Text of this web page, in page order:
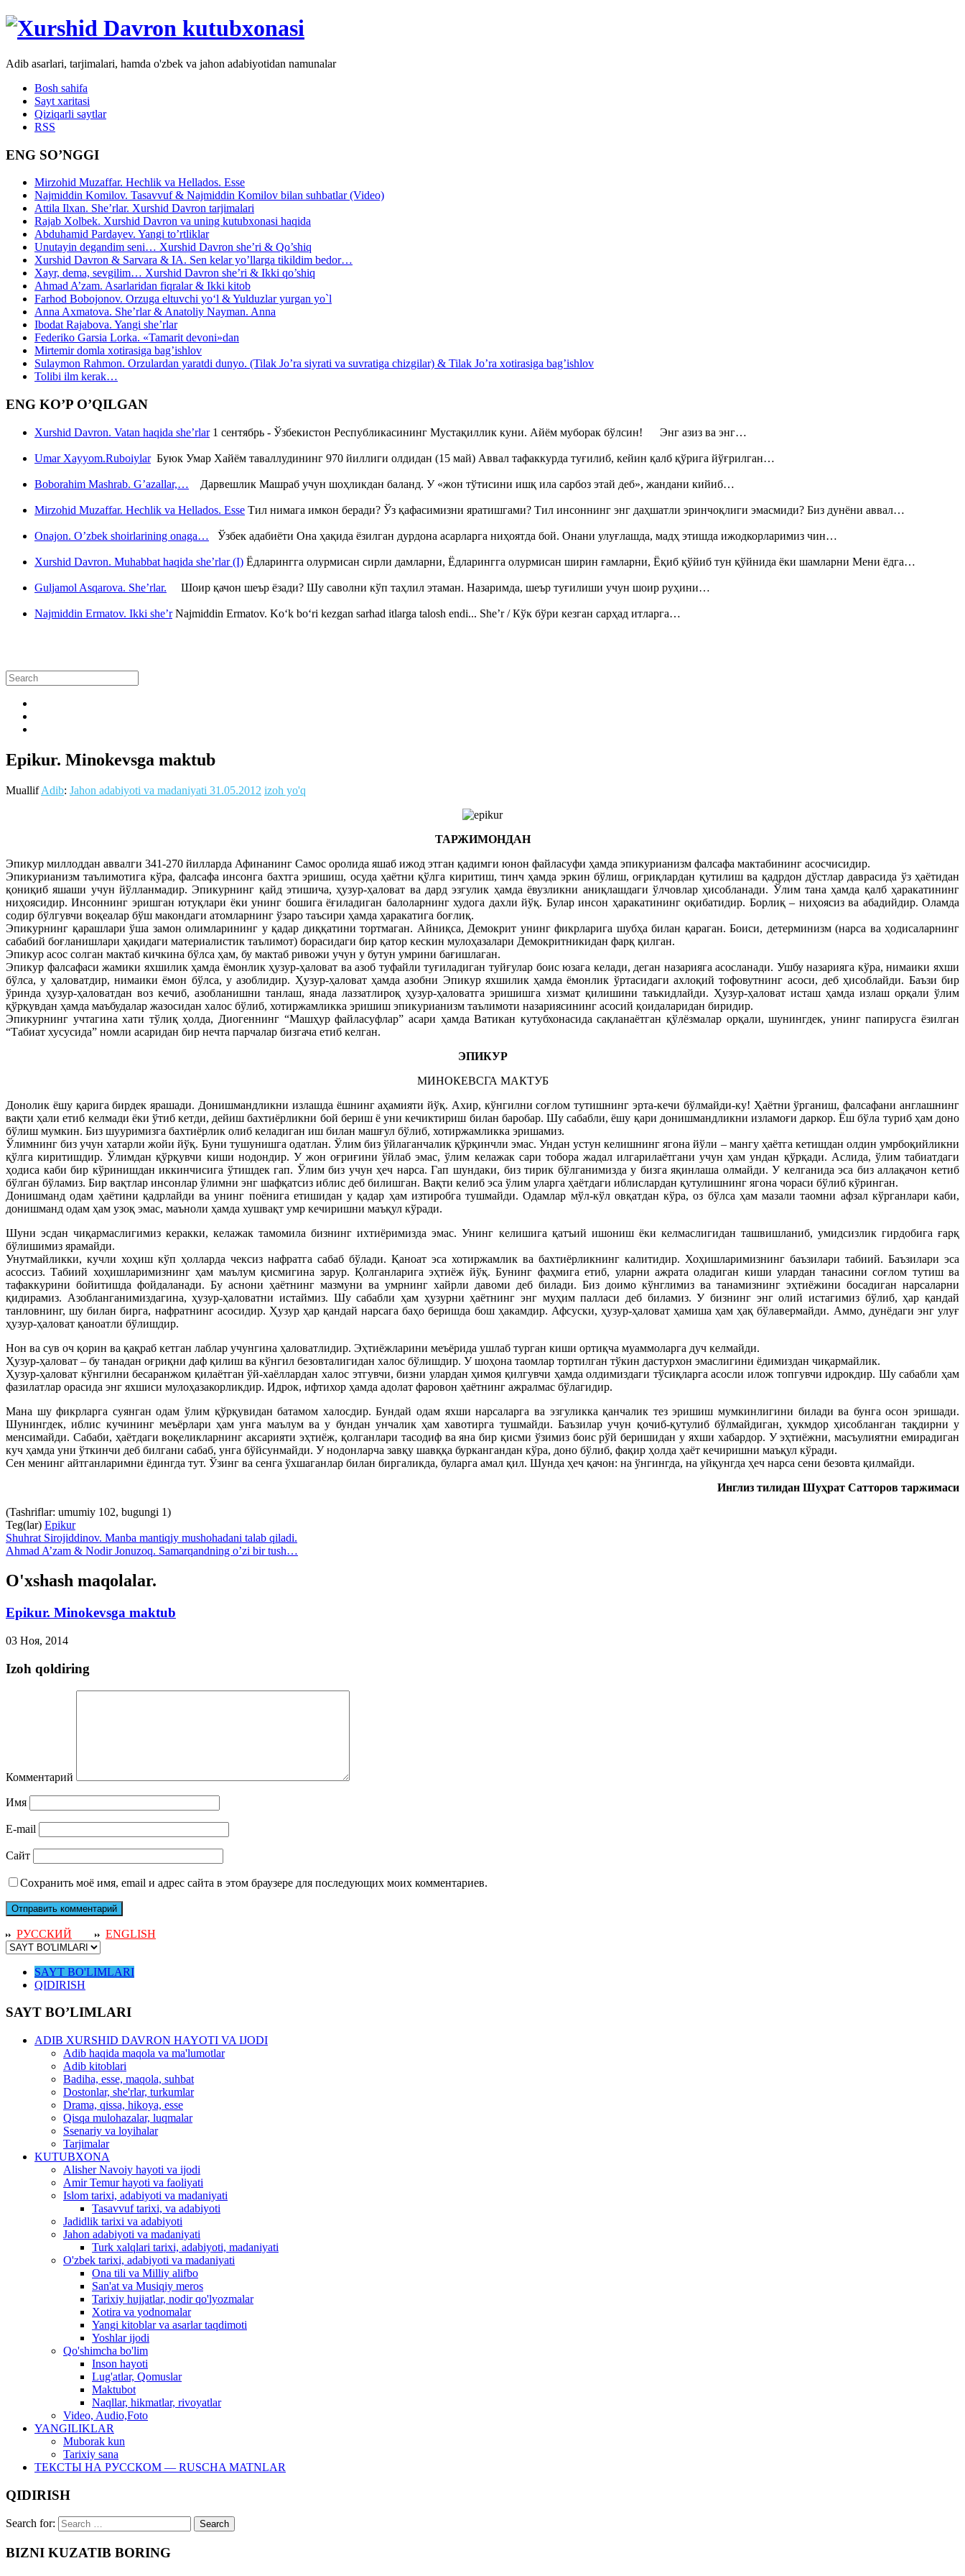
Adib asarlari, tarjimalari, hamda o'zbek va jahon adabiyotidan namunalar
Bosh sahifa
Sayt xaritasi
Qiziqarli saytlar
RSS
ENG SO’NGGI
Mirzohid Muzaffar. Hechlik va Hellados. Esse
Najmiddin Komilov. Tasavvuf & Najmiddin Komilov bilan suhbatlar (Video)
Attila Ilxan. She’rlar. Xurshid Davron tarjimalari
Rajab Xolbek. Xurshid Davron va uning kutubxonasi haqida
Abduhamid Pardayev. Yangi to’rtliklar
Unutayin degandim seni… Xurshid Davron she’ri & Qo’shiq
Xurshid Davron & Sarvara & IA. Sen kelar yo’llarga tikildim bedor…
Xayr, dema, sevgilim… Xurshid Davron she’ri & Ikki qo’shiq
Ahmad A’zam. Asarlaridan fiqralar & Ikki kitob
Farhod Bobojonov. Orzuga eltuvchi yo‘l & Yulduzlar yurgan yo`l
Anna Axmatova. She’rlar & Anatoliy Nayman. Anna
Ibodat Rajabova. Yangi she’rlar
Federiko Garsia Lorka. «Tamarit devoni»dan
Mirtemir domla xotirasiga bag’ishlov
Sulaymon Rahmon. Orzulardan yaratdi dunyo. (Tilak Jo’ra siyrati va suvratiga chizgilar) & Tilak Jo’ra xotirasiga bag’ishlov
Tolibi ilm kerak…
ENG KO’P O’QILGAN
Xurshid Davron. Vatan haqida she’rlar1 сентябрь - Ўзбекистон Республикасининг Мустақиллик куни. Айём муборак бўлсин! Энг азиз ва энг…
Umar Xayyom.RuboiylarБуюк Умар Хайём таваллудининг 970 йиллиги олдидан (15 май) Аввал тафаккурда туғилиб, кейин қалб қўрига йўғрилган…
Boborahim Mashrab. G’azallar,… Дарвешлик Машраб учун шоҳликдан баланд. У «жон тўтисини ишқ ила сарбоз этай деб», жандани кийиб…
Mirzohid Muzaffar. Hechlik va Hellados. Esse Тил нимага имкон беради? Ўз қафасимизни яратишгами? Тил инсоннинг энг даҳшатли эринчоқлиги эмасмиди? Биз дунёни аввал…
Onajon. O’zbek shoirlarining onaga… Ўзбек адабиёти Она ҳақида ёзилган дурдона асарларга ниҳоятда бой. Онани улуғлашда, мадҳ этишда ижодкорларимиз чин…
Xurshid Davron. Muhabbat haqida she’rlar (I) Ёдларингга олурмисан сирли дамларни, Ёдларингга олурмисан ширин ғамларни, Ёқиб қўйиб тун қўйнида ёки шамларни Мени ёдга…
Guljamol Asqarova. She’rlar. Шоир қачон шеър ёзади? Шу саволни кўп таҳлил этаман. Назаримда, шеър туғилиши учун шоир руҳини…
Najmiddin Ermatov. Ikki she’rNajmiddin Ermatov. Ko‘k bo‘ri kezgan sarhad itlarga talosh endi... She’r / Кўк бўри кезган сарҳад итларга…
Epikur. Minokevsga maktub
MuallifAdib: Jahon adabiyoti va madaniyati 31.05.2012 izoh yo'q
ТАРЖИМОНДАН
Эпикур миллоддан аввалги 341-270 йилларда Афинанинг Самос оролида яшаб ижод этган қадимги юнон файласуфи ҳамда эпикурианизм фалсафа мактабининг асосчисидир.
Эпикурианизм таълимотига кўра, фалсафа инсонга бахтга эришиш, осуда ҳаётни қўлга киритиш, тинч ҳамда эркин бўлиш, оғриқлардан қутилиш ва қадрдон дўстлар даврасида ўз ҳаётидан
қониқиб яшаши учун йўлланмадир. Эпикурнинг қайд этишича, ҳузур-ҳаловат ва дард эзгулик ҳамда ёвузликни аниқлашдаги ўлчовлар ҳисобланади. Ўлим тана ҳамда қалб ҳаракатининг
ниҳоясидир. Инсоннинг эришган ютуқлари ёки унинг бошига ёғиладиган балоларнинг худога дахли йўқ. Булар инсон ҳаракатининг оқибатидир. Борлиқ – ниҳоясиз ва абадийдир. Оламда
содир бўлгувчи воқеалар бўш макондаги атомларнинг ўзаро таъсири ҳамда ҳаракатига боғлиқ.
Эпикурнинг қарашлари ўша замон олимларининг у қадар диққатини тортмаган. Айниқса, Демокрит унинг фикрларига шубҳа билан қараган. Боиси, детерминизм (нарса ва ҳодисаларнинг
сабабий боғланишлари ҳақидаги материалистик таълимот) борасидаги бир қатор кескин мулоҳазалари Демокритникидан фарқ қилган.
Эпикур асос солган мактаб кичкина бўлса ҳам, бу мактаб ривожи учун у бутун умрини бағишлаган.
Эпикур фалсафаси жамики яхшилик ҳамда ёмонлик ҳузур-ҳаловат ва азоб туфайли туғиладиган туйғулар боис юзага келади, деган назарияга асосланади. Ушбу назарияга кўра, нимаики яхши
бўлса, у ҳаловатдир, нимаики ёмон бўлса, у азоблидир. Ҳузур-ҳаловат ҳамда азобни Эпикур яхшилик ҳамда ёмонлик ўртасидаги ахлоқий тофовутнинг асоси, деб ҳисоблайди. Баъзи бир
ўринда ҳузур-ҳаловатдан воз кечиб, азобланишни танлаш, янада лаззатлироқ ҳузур-ҳаловатга эришишга хизмат қилишини таъкидлайди. Ҳузур-ҳаловат исташ ҳамда излаш орқали ўлим
қўрқувдан ҳамда маъбудалар жазосидан халос бўлиб, хотиржамликка эришиш эпикурианизм таълимоти назариясининг асосий қоидаларидан биридир.
Эпикурнинг учтагина хати тўлиқ ҳолда, Диогеннинг “Машҳур файласуфлар” асари ҳамда Ватикан кутубхонасида сақланаётган қўлёзмалар орқали, шунингдек, унинг папирусга ёзилган
“Табиат хусусида” номли асаридан бир нечта парчалар бизгача етиб келган.
ЭПИКУР
МИНОКЕВСГА МАКТУБ
Донолик ёшу қарига бирдек ярашади. Донишмандликни излашда ёшнинг аҳамияти йўқ. Ахир, кўнгилни соғлом тутишнинг эрта-кечи бўлмайди-ку! Ҳаётни ўрганиш, фалсафани англашнинг
вақти ҳали етиб келмади ёки ўтиб кетди, дейиш бахтиёрликни бой бериш ё уни кечиктириш билан баробар. Шу сабабли, ёшу қари донишмандликни изламоғи даркор. Ёш бўла туриб ҳам доно
бўлиш мумкин. Биз шууримизга бахтиёрлик олиб келадиган иш билан машғул бўлиб, хотиржамликка эришамиз.
Ўлимнинг биз учун хатарли жойи йўқ. Буни тушунишга одатлан. Ўлим биз ўйлаганчалик қўрқинчли эмас. Ундан устун келишнинг ягона йўли – мангу ҳаётга кетишдан олдин умрбоқийликни
қўлга киритишдир. Ўлимдан қўрқувчи киши нодондир. У жон оғриғини ўйлаб эмас, ўлим келажак сари тобора жадал илгарилаётгани учун ҳам ундан қўрқади. Аслида, ўлим табиатдаги
ҳодиса каби бир кўринишдан иккинчисига ўтишдек гап. Ўлим биз учун ҳеч нарса. Гап шундаки, биз тирик бўлганимизда у бизга яқинлаша олмайди. У келганида эса биз аллақачон кетиб
бўлган бўламиз. Бир вақтлар инсонлар ўлимни энг шафқатсиз иблис деб билишган. Вақти келиб эса ўлим уларга ҳаётдаги иблислардан қутулишнинг ягона чораси бўлиб кўринган.
Донишманд одам ҳаётини қадрлайди ва унинг поёнига етишидан у қадар ҳам изтиробга тушмайди. Одамлар мўл-кўл овқатдан кўра, оз бўлса ҳам мазали таомни афзал кўрганлари каби,
донишманд одам ҳам узоқ эмас, маъноли ҳамда хушвақт умр кечиришни маъқул кўради.
Шуни эсдан чиқармаслигимиз керакки, келажак тамомила бизнинг ихтиёримизда эмас. Унинг келишига қатъий ишониш ёки келмаслигидан ташвишланиб, умидсизлик гирдобига ғарқ
бўлишимиз ярамайди.
Унутмайликки, кучли хоҳиш кўп ҳолларда чексиз нафратга сабаб бўлади. Қаноат эса хотиржамлик ва бахтиёрликнинг калитидир. Хоҳишларимизнинг баъзилари табиий. Баъзилари эса
асоссиз. Табиий хоҳишларимизнинг ҳам маълум қисмигина зарур. Қолганларига эҳтиёж йўқ. Бунинг фаҳмига етиб, уларни ажрата оладиган киши улардан танасини соғлом тутиш ва
тафаккурини бойитишда фойдаланади. Бу аснони ҳаётнинг мазмуни ва умрнинг хайрли давоми деб билади. Биз доимо кўнглимиз ва танамизнинг эҳтиёжини босадиган нарсаларни
қидирамиз. Азобланганимиздагина, ҳузур-ҳаловатни истаймиз. Шу сабабли ҳам ҳузурни ҳаётнинг энг муҳим палласи деб биламиз. У бизнинг энг олий истагимиз бўлиб, ҳар қандай
танловнинг, шу билан бирга, нафратнинг асосидир. Ҳузур ҳар қандай нарсага баҳо беришда бош ҳакамдир. Афсуски, ҳузур-ҳаловат ҳамиша ҳам ҳақ бўлавермайди. Аммо, дунёдаги энг улуғ
ҳузур-ҳаловат қаноатли бўлишдир.
Нон ва сув оч қорин ва қақраб кетган лаблар учунгина ҳаловатлидир. Эҳтиёжларини меъёрида ушлаб турган киши ортиқча муаммоларга дуч келмайди.
Ҳузур-ҳаловат – бу танадан оғриқни даф қилиш ва кўнгил безовталигидан халос бўлишдир. У шоҳона таомлар тортилган тўкин дастурхон эмаслигини ёдимиздан чиқармайлик.
Ҳузур-ҳаловат кўнгилни бесаранжом қилаётган ўй-хаёллардан халос этгувчи, бизни улардан ҳимоя қилгувчи ҳамда олдимиздаги тўсиқларга асосли илож топгувчи идрокдир. Шу сабабли ҳам
фазилатлар орасида энг яхшиси мулоҳазакорликдир. Идрок, ифтихор ҳамда адолат фаровон ҳаётнинг ажралмас бўлагидир.
Мана шу фикрларга суянган одам ўлим қўрқувидан батамом халосдир. Бундай одам яхши нарсаларга ва эзгуликка қанчалик тез эришиш мумкинлигини билади ва бунга осон эришади.
Шунингдек, иблис кучининг меъёрлари ҳам унга маълум ва у бундан унчалик ҳам хавотирга тушмайди. Баъзилар учун қочиб-қутулиб бўлмайдиган, ҳукмдор ҳисобланган тақдирни у
менсимайди. Сабаби, ҳаётдаги воқеликларнинг аксарияти эҳтиёж, қолганлари тасодиф ва яна бир қисми ўзимиз боис рўй беришидан у яхши хабардор. У эҳтиёжни, масъулиятни емирадиган
куч ҳамда уни ўткинчи деб билгани сабаб, унга бўйсунмайди. У нодонларча завқу шавққа буркангандан кўра, доно бўлиб, фақир ҳолда ҳаёт кечиришни маъқул кўради.
Сен менинг айтганларимни ёдингда тут. Ўзинг ва сенга ўхшаганлар билан биргаликда, буларга амал қил. Шунда ҳеч қачон: на ўнгингда, на уйқунгда ҳеч нарса сени безовта қилмайди.
Инглиз тилидан Шуҳрат Сатторов таржимаси
(Tashriflar: umumiy 102, bugungi 1)
Teg(lar) Epikur
Shuhrat Sirojiddinov. Manba mantiqiy mushohadani talab qiladi.
Ahmad A’zam & Nodir Jonuzoq. Samarqandning o’zi bir tush…
O'xshash maqolalar.
Epikur. Minokevsga maktub
03 Ноя, 2014
Izoh qoldiring
Комментарий
Имя
E-mail
Сайт
Сохранить моё имя, email и адрес сайта в этом браузере для последующих моих комментариев.
РУССКИЙ ENGLISH
SAYT BO'LIMLARI
QIDIRISH
SAYT BO’LIMLARI
ADIB XURSHID DAVRON HAYOTI VA IJODI
Adib haqida maqola va ma'lumotlar
Adib kitoblari
Badiha, esse, maqola, suhbat
Dostonlar, she'rlar, turkumlar
Drama, qissa, hikoya, esse
Qisqa mulohazalar, luqmalar
Ssenariy va loyihalar
Tarjimalar
KUTUBXONA
Alisher Navoiy hayoti va ijodi
Amir Temur hayoti va faoliyati
Islom tarixi, adabiyoti va madaniyati
Tasavvuf tarixi, va adabiyoti
Jadidlik tarixi va adabiyoti
Jahon adabiyoti va madaniyati
Turk xalqlari tarixi, adabiyoti, madaniyati
O'zbek tarixi, adabiyoti va madaniyati
Ona tili va Milliy alifbo
San'at va Musiqiy meros
Tarixiy hujjatlar, nodir qo'lyozmalar
Xotira va yodnomalar
Yangi kitoblar va asarlar taqdimoti
Yoshlar ijodi
Qo'shimcha bo'lim
Inson hayoti
Lug'atlar, Qomuslar
Maktubot
Naqllar, hikmatlar, rivoyatlar
Video, Audio,Foto
YANGILIKLAR
Muborak kun
Tarixiy sana
ТЕКСТЫ НА РУССКОМ — RUSCHA MATNLAR
QIDIRISH
Search for:
BIZNI KUZATIB BORING